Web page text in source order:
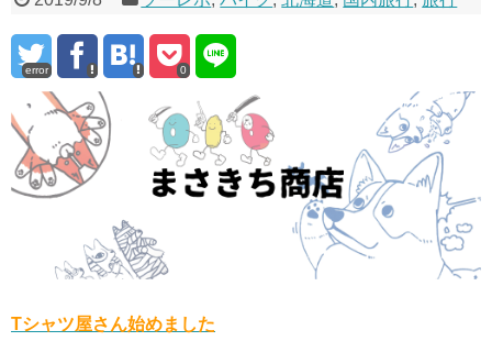
error 0
Tシャツ屋さん始めました